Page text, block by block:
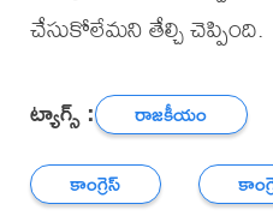
చేసుకోలేమని తేల్చి చెప్పింది.
ట్యాగ్స్ : రాజకీయం
కాంగ్రెస్